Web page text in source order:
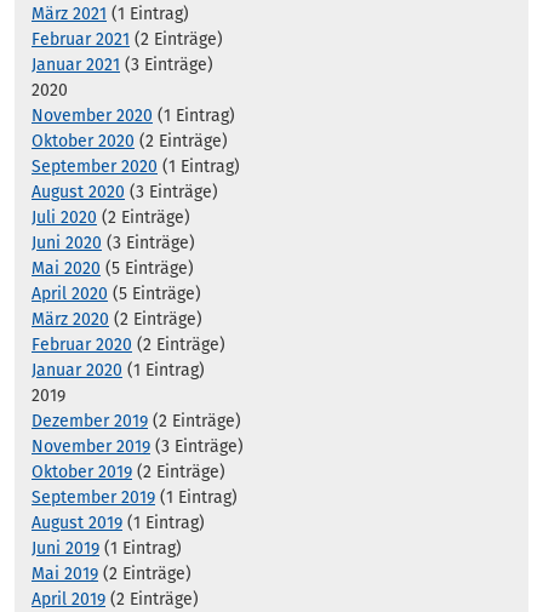
März 2021 (1 Eintrag)
Februar 2021 (2 Einträge)
Januar 2021 (3 Einträge)
2020
November 2020 (1 Eintrag)
Oktober 2020 (2 Einträge)
September 2020 (1 Eintrag)
August 2020 (3 Einträge)
Juli 2020 (2 Einträge)
Juni 2020 (3 Einträge)
Mai 2020 (5 Einträge)
April 2020 (5 Einträge)
März 2020 (2 Einträge)
Februar 2020 (2 Einträge)
Januar 2020 (1 Eintrag)
2019
Dezember 2019 (2 Einträge)
November 2019 (3 Einträge)
Oktober 2019 (2 Einträge)
September 2019 (1 Eintrag)
August 2019 (1 Eintrag)
Juni 2019 (1 Eintrag)
Mai 2019 (2 Einträge)
April 2019 (2 Einträge)